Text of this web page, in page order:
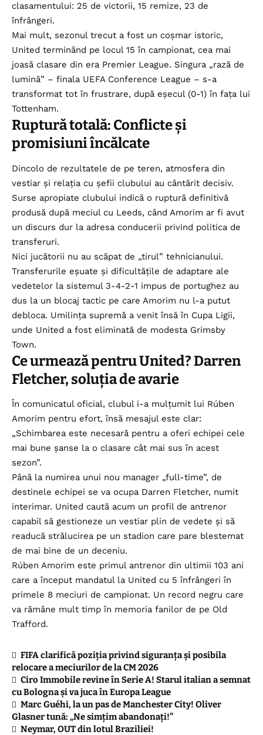
clasamentului: 25 de victorii, 15 remize, 23 de
înfrângeri.
Mai mult, sezonul trecut a fost un coșmar istoric,
United terminând pe locul 15 în campionat, cea mai
joasă clasare din era Premier League. Singura „rază de
lumină” – finala UEFA Conference League – s-a
transformat tot în frustrare, după eșecul (0-1) în fața lui
Tottenham.
Ruptură totală: Conflicte și
promisiuni încălcate
Dincolo de rezultatele de pe teren, atmosfera din
vestiar și relația cu șefii clubului au cântărit decisiv.
Surse apropiate clubului indică o ruptură definitivă
produsă după meciul cu Leeds, când Amorim ar fi avut
un discurs dur la adresa conducerii privind politica de
transferuri.
Nici jucătorii nu au scăpat de „tirul” tehnicianului.
Transferurile eșuate și dificultățile de adaptare ale
vedetelor la sistemul 3-4-2-1 impus de portughez au
dus la un blocaj tactic pe care Amorim nu l-a putut
debloca. Umilința supremă a venit însă în Cupa Ligii,
unde United a fost eliminată de modesta Grimsby
Town.
Ce urmează pentru United? Darren
Fletcher, soluția de avarie
În comunicatul oficial, clubul i-a mulțumit lui Rúben
Amorim pentru efort, însă mesajul este clar:
„Schimbarea este necesară pentru a oferi echipei cele
mai bune șanse la o clasare cât mai sus în acest
sezon”.
Până la numirea unui nou manager „full-time”, de
destinele echipei se va ocupa Darren Fletcher, numit
interimar. United caută acum un profil de antrenor
capabil să gestioneze un vestiar plin de vedete și să
readucă strălucirea pe un stadion care pare blestemat
de mai bine de un deceniu.
Rúben Amorim este primul antrenor din ultimii 103 ani
care a început mandatul la United cu 5 înfrângeri în
primele 8 meciuri de campionat. Un record negru care
va rămâne mult timp în memoria fanilor de pe Old
Trafford.
FIFA clarifică poziția privind siguranța și posibila
relocare a meciurilor de la CM 2026
Ciro Immobile revine în Serie A! Starul italian a semnat
cu Bologna și va juca în Europa League
Marc Guéhi, la un pas de Manchester City! Oliver
Glasner tună: „Ne simțim abandonați!”
Neymar, OUT din lotul Braziliei!